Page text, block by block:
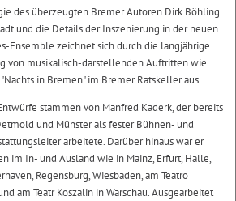
des überzeugten Bremer Autoren Dirk Böhling
und die Details der Inszenierung in der neuen
Ensemble zeichnet sich durch die langjährige
von musikalisch-darstellenden Auftritten wie
in Bremen" im Bremer Ratskeller aus.
stammen von Manfred Kaderk, der bereits
und Münster als fester Bühnen- und
arbeitete. Darüber hinaus war er
im In- und Ausland wie in Mainz, Erfurt, Halle,
Regensburg, Wiesbaden, am Teatro
am Teatr Koszalin in Warschau. Ausgearbeitet